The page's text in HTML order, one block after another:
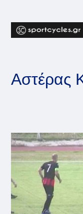
content
Αστέρας